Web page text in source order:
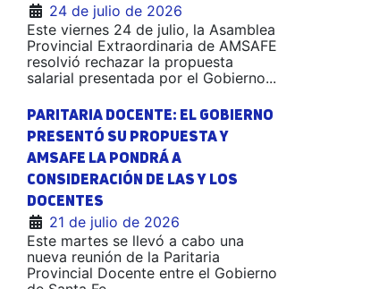
24 de julio de 2026
Este viernes 24 de julio, la Asamblea
Provincial Extraordinaria de AMSAFE
resolvió rechazar la propuesta
salarial presentada por el Gobierno...
PARITARIA DOCENTE: EL GOBIERNO
PRESENTÓ SU PROPUESTA Y
AMSAFE LA PONDRÁ A
CONSIDERACIÓN DE LAS Y LOS
DOCENTES
21 de julio de 2026
Este martes se llevó a cabo una
nueva reunión de la Paritaria
Provincial Docente entre el Gobierno